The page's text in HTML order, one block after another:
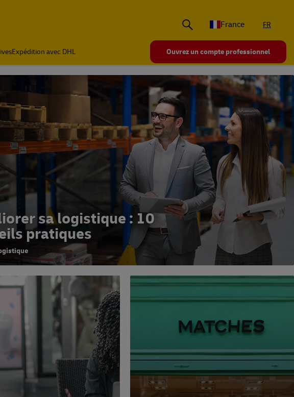
France
FR
Expédition avec DHL Ouvrez un compte professionnel
sa logistique : 10
pratiques